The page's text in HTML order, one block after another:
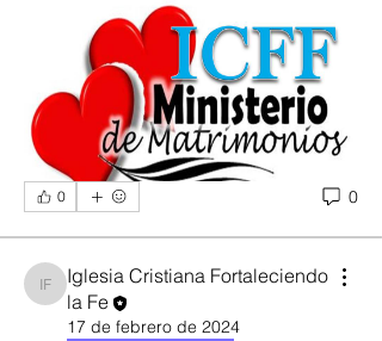
0 0
Iglesia Cristiana Fortaleciendo la Fe
Iglesia Cristiana Fortaleciendo
la Fe
17 de febrero de 2024